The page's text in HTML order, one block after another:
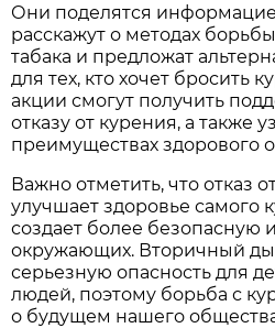
Они поделятся
расскажут о методах
табака и предложат
для тех, кто хочет бросить
акции смогут получить
отказу от курения, а также
преимуществах здорового
Важно отметить, что отказ
улучшает здоровье самого
создает более безопасную
окружающих. Вторичный
серьезную опасность для
людей, поэтому борьба с
о будущем нашего